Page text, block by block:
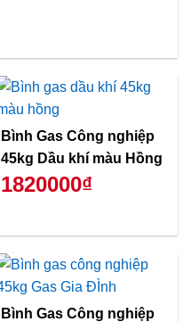
Bình Gas Công nghiệp
45kg Dầu khí màu Hồng
1820000₫
Bình Gas Công nghiệp